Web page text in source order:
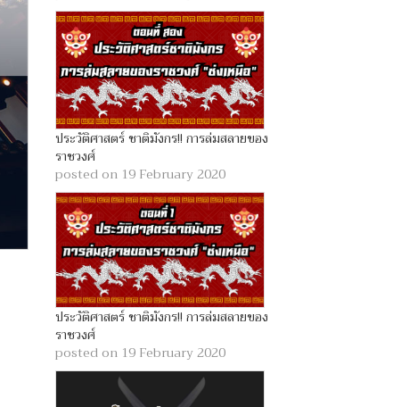
ประวัติศาสตร์ ชาติมังกร!! การล่มสลายของ
ราชวงศ์
posted on 19 February 2020
ประวัติศาสตร์ ชาติมังกร!! การล่มสลายของ
ราชวงศ์
posted on 19 February 2020